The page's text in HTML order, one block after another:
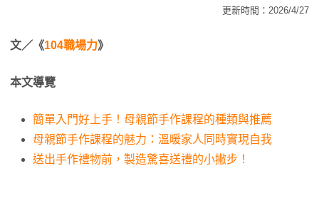
更新時間：2026/4/27
文／《104職場力》
本文導覽
簡單入門好上手！母親節手作課程的種類與推薦
母親節手作課程的魅力：溫暖家人同時實現自我
送出手作禮物前，製造驚喜送禮的小撇步！